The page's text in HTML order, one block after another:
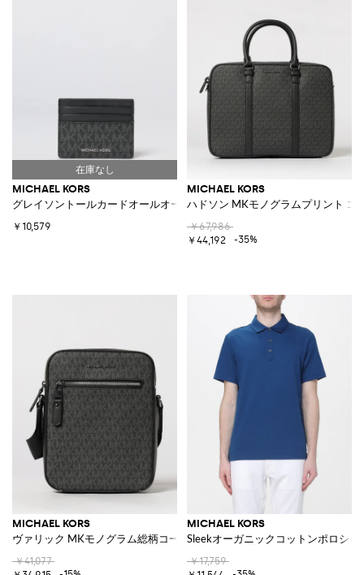
MICHAEL KORS
グレイソントールカードオールオーバーモノグラムコーティングコット
￥10,579
MICHAEL KORS
ハドソン MKモノグラムプリント コ
￥67,986
￥44,192
-35%
MICHAEL KORS
ヴァリック MKモノグラム総柄コーティングコットンバッグ
￥41,077
MICHAEL KORS
Sleekオーガニックコットンポロシャ
￥17,759